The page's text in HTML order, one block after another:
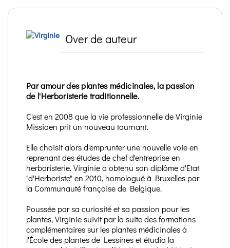
Over de auteur
Par amour des plantes médicinales, la passion
de l'Herboristerie traditionnelle.
C'est en 2008 que la vie professionnelle de Virginie
Missiaen prit un nouveau tournant.
Elle choisit alors d'emprunter une nouvelle voie en
reprenant des études de chef d'entreprise en
herboristerie. Virginie a obtenu son diplôme d'Etat
"d'Herboriste" en 2010, homologué à Bruxelles par
la Communauté française de Belgique.
Poussée par sa curiosité et sa passion pour les
plantes, Virginie suivit par la suite des formations
complémentaires sur les plantes médicinales à
l'École des plantes de Lessines et étudia la